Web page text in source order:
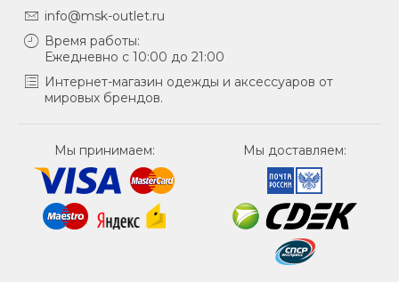
info@msk-outlet.ru
Время работы:
Ежедневно с 10:00 до 21:00
Интернет-магазин одежды и аксессуаров от
мировых брендов.
Мы принимаем: Мы доставляем: